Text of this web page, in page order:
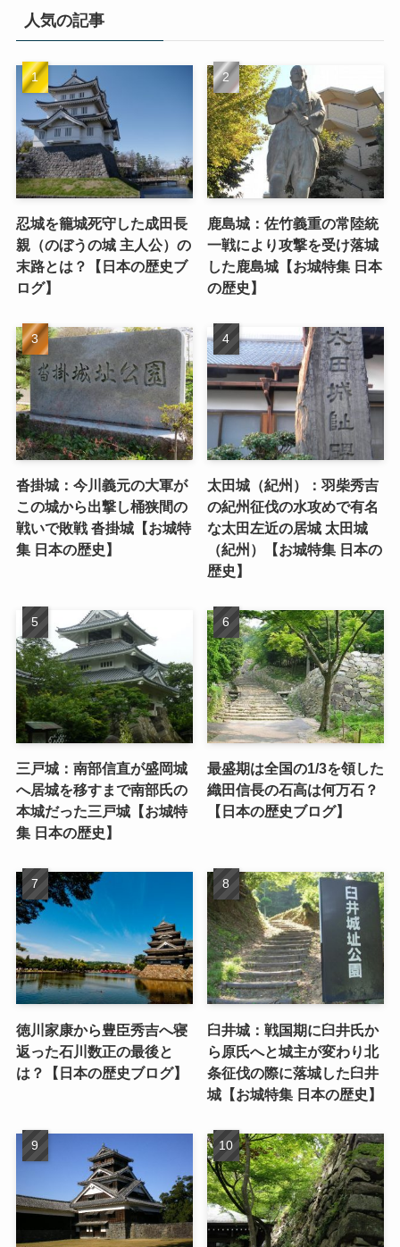
人気の記事
忍城を籠城死守した成田長
親（のぼうの城 主人公）の
末路とは？【日本の歴史ブ
ログ】
鹿島城：佐竹義重の常陸統
一戦により攻撃を受け落城
した鹿島城【お城特集 日本
の歴史】
沓掛城：今川義元の大軍が
この城から出撃し桶狭間の
戦いで敗戦 沓掛城【お城特
集 日本の歴史】
太田城（紀州）：羽柴秀吉
の紀州征伐の水攻めで有名
な太田左近の居城 太田城
（紀州）【お城特集 日本の
歴史】
三戸城：南部信直が盛岡城
へ居城を移すまで南部氏の
本城だった三戸城【お城特
集 日本の歴史】
最盛期は全国の1/3を領した
織田信長の石高は何万石？
【日本の歴史ブログ】
徳川家康から豊臣秀吉へ寝
返った石川数正の最後と
は？【日本の歴史ブログ】
臼井城：戦国期に臼井氏か
ら原氏へと城主が変わり北
条征伐の際に落城した臼井
城【お城特集 日本の歴史】